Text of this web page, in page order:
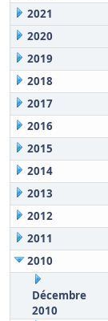
2021
2020
2019
2018
2017
2016
2015
2014
2013
2012
2011
2010
Décembre
2010